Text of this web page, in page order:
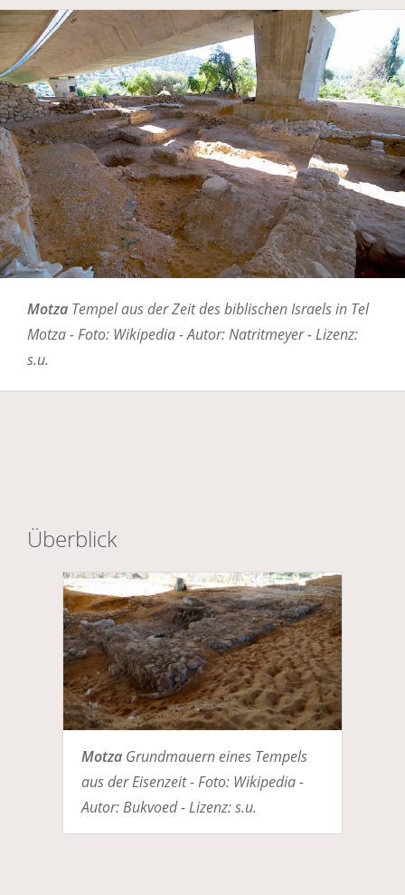
Motza Tempel aus der Zeit des biblischen Israels in Tel
Motza - Foto: Wikipedia - Autor: Natritmeyer - Lizenz:
s.u.
Überblick
MotzaGrundmauern eines Tempels
aus der Eisenzeit - Foto: Wikipedia -
Autor: Bukvoed - Lizenz: s.u.